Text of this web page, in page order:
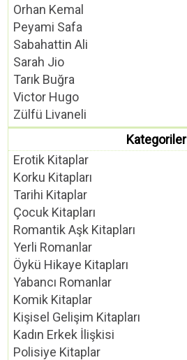
Orhan Kemal
Peyami Safa
Sabahattin Ali
Sarah Jio
Tarık Buğra
Victor Hugo
Zülfü Livaneli
Kategoriler
Erotik Kitaplar
Korku Kitapları
Tarihi Kitaplar
Çocuk Kitapları
Romantik Aşk Kitapları
Yerli Romanlar
Öykü Hikaye Kitapları
Yabancı Romanlar
Komik Kitaplar
Kişisel Gelişim Kitapları
Kadın Erkek İlişkisi
Polisiye Kitaplar